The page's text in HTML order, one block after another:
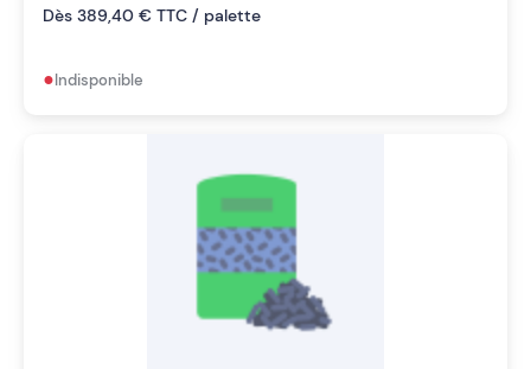
Dès 389,40 € TTC / palette
•Indisponible